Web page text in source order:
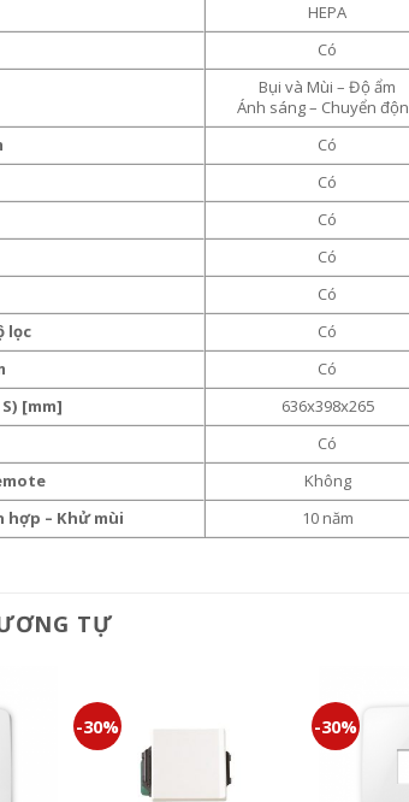
HEPA
Có
Bụi và Mùi – Độ ẩm
Ánh sáng – Chuyển
Có
Có
Có
Có
Có
lọc
Có
Có
[mm]
636x398x265
Có
Không
hợp – Khử mùi
10 năm
TỰ
-30% -30%